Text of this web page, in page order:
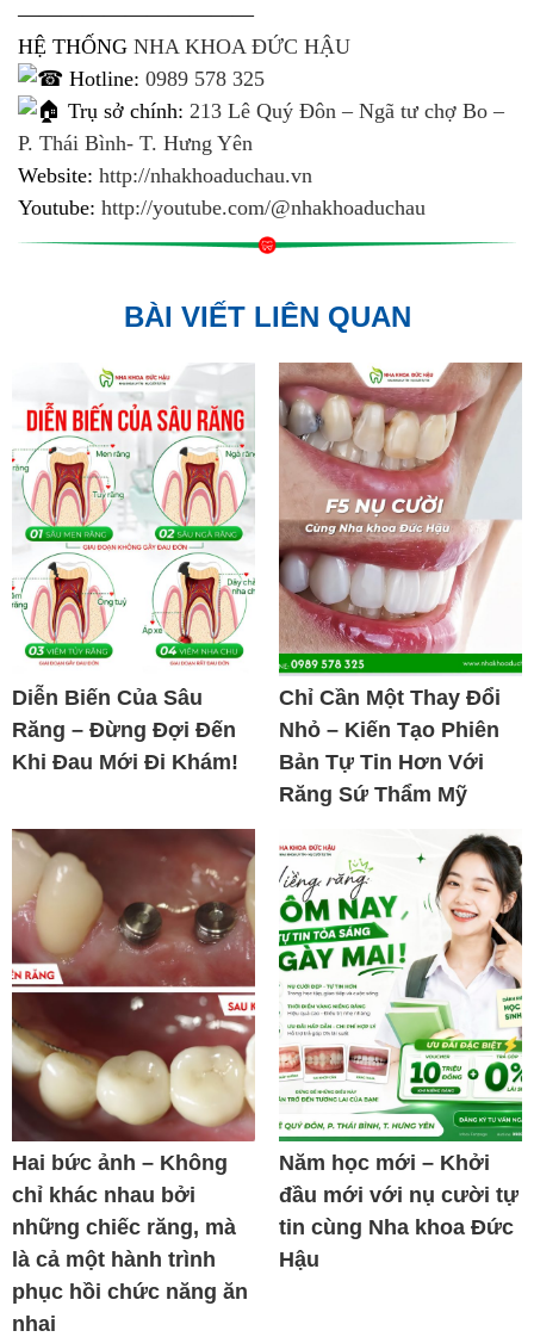
———————————
HỆ THỐNG NHA KHOA ĐỨC HẬU
Hotline: 0989 578 325
Trụ sở chính: 213 Lê Quý Đôn – Ngã tư chợ Bo –
P. Thái Bình- T. Hưng Yên
Website: http://nhakhoaduchau.vn
Youtube: http://youtube.com/@nhakhoaduchau
BÀI VIẾT LIÊN QUAN
Diễn Biến Của Sâu
Răng – Đừng Đợi Đến
Khi Đau Mới Đi Khám!
Chỉ Cần Một Thay Đổi
Nhỏ – Kiến Tạo Phiên
Bản Tự Tin Hơn Với
Răng Sứ Thẩm Mỹ
Hai bức ảnh – Không
chỉ khác nhau bởi
những chiếc răng, mà
là cả một hành trình
phục hồi chức năng ăn
nhai
Năm học mới – Khởi
đầu mới với nụ cười tự
tin cùng Nha khoa Đức
Hậu